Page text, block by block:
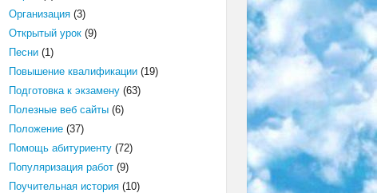
Организация(3)
Открытый урок(9)
Песни(1)
Повышение квалификации(19)
Подготовка к экзамену(63)
Полезные веб сайты(6)
Положение(37)
Помощь абитуриенту(72)
Популяризация работ(9)
Поучительная история(10)